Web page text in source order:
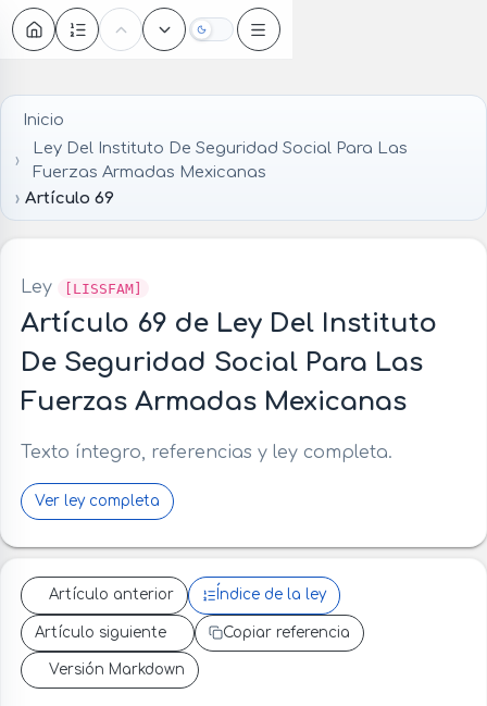
Oscuro
Inicio
Ley Del Instituto De Seguridad Social Para Las
Fuerzas Armadas Mexicanas
Artículo 69
Ley [LISSFAM]
Artículo 69 de Ley Del Instituto
De Seguridad Social Para Las
Fuerzas Armadas Mexicanas
Texto íntegro, referencias y ley completa.
Ver ley completa
Artículo anterior Índice de la ley
Artículo siguiente Copiar referencia
Versión Markdown